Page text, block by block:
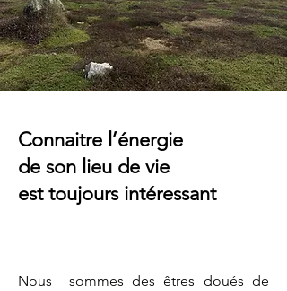
Connaitre l’énergie
de son lieu de vie
est toujours intéressant
​​Nous sommes des êtres doués de